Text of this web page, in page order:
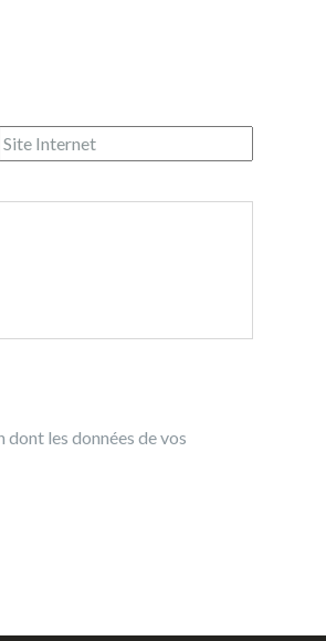
dont les données de vos